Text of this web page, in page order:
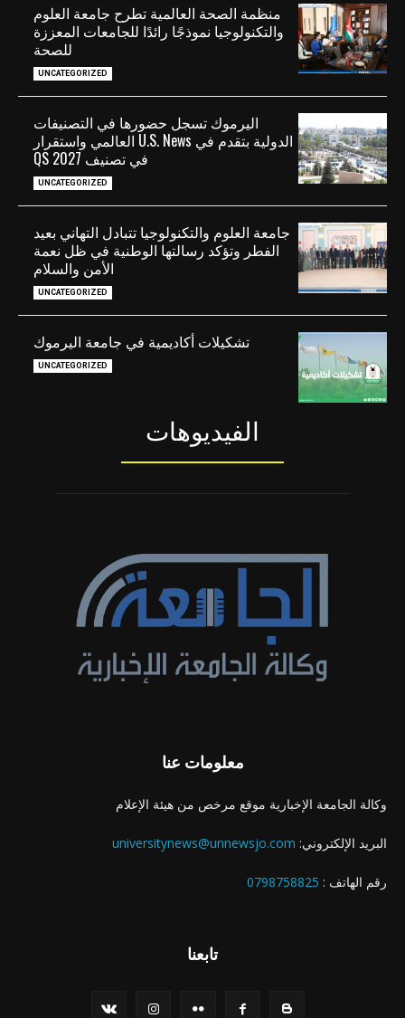
منظمة الصحة العالمية تطرح جامعة العلوم
والتكنولوجيا نموذجًا رائدًا للجامعات المعززة
للصحة
UNCATEGORIZED
اليرموك تسجل حضورها في التصنيفات
الدولية بتقدم في U.S. News العالمي واستقرار
في تصنيف QS 2027
UNCATEGORIZED
جامعة العلوم والتكنولوجيا تتبادل التهاني بعيد
الفطر وتؤكد رسالتها الوطنية في ظل نعمة
الأمن والسلام
UNCATEGORIZED
تشكيلات أكاديمية في جامعة اليرموك
UNCATEGORIZED
الفيديوهات
معلومات عنا
وكالة الجامعة الإخبارية موقع مرخص من هيئة الإعلام
البريد الإلكتروني: universitynews@unnewsjo.com
رقم الهاتف : 0798758825
تابعنا